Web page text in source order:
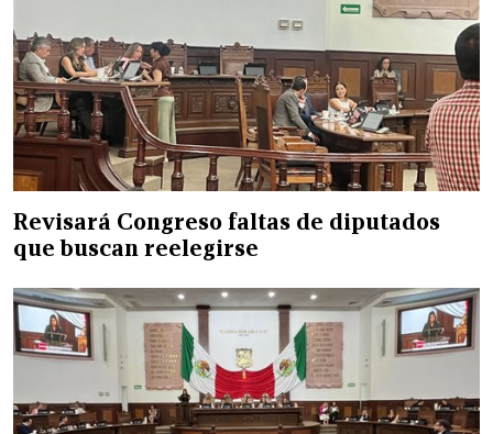
Revisará Congreso faltas de diputados
que buscan reelegirse